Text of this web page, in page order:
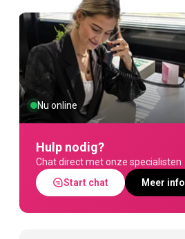
Nu online
Hulp nodig?
Chat direct met onze specialisten
Start chat
Meer info